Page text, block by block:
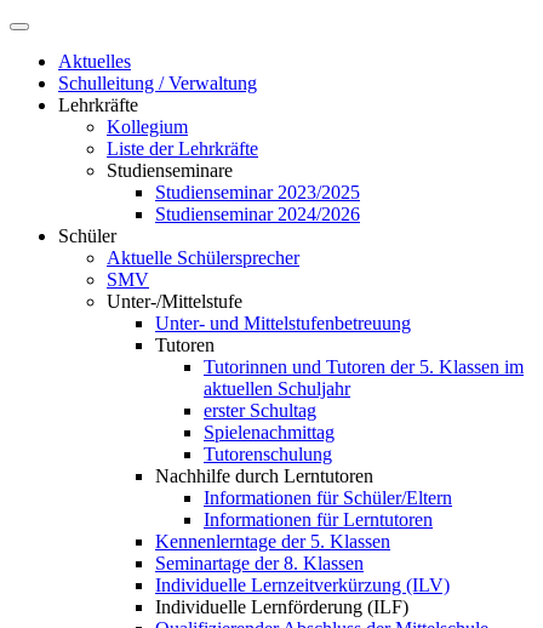
Aktuelles
Schulleitung / Verwaltung
Lehrkräfte
Kollegium
Liste der Lehrkräfte
Studienseminare
Studienseminar 2023/2025
Studienseminar 2024/2026
Schüler
Aktuelle Schülersprecher
SMV
Unter-/Mittelstufe
Unter- und Mittelstufenbetreuung
Tutoren
Tutorinnen und Tutoren der 5. Klassen im
aktuellen Schuljahr
erster Schultag
Spielenachmittag
Tutorenschulung
Nachhilfe durch Lerntutoren
Informationen für Schüler/Eltern
Informationen für Lerntutoren
Kennenlerntage der 5. Klassen
Seminartage der 8. Klassen
Individuelle Lernzeitverkürzung (ILV)
Individuelle Lernförderung (ILF)